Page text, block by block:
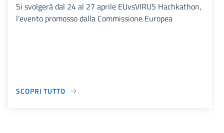
Si svolgerà dal 24 al 27 aprile EUvsVIRUS Hachkathon,
l’evento promosso dalla Commissione Europea
SCOPRI TUTTO